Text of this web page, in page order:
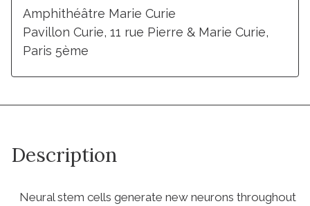
Amphithéâtre Marie Curie
Pavillon Curie, 11 rue Pierre & Marie Curie,
Paris 5ème
Description
Neural stem cells generate new neurons throughout